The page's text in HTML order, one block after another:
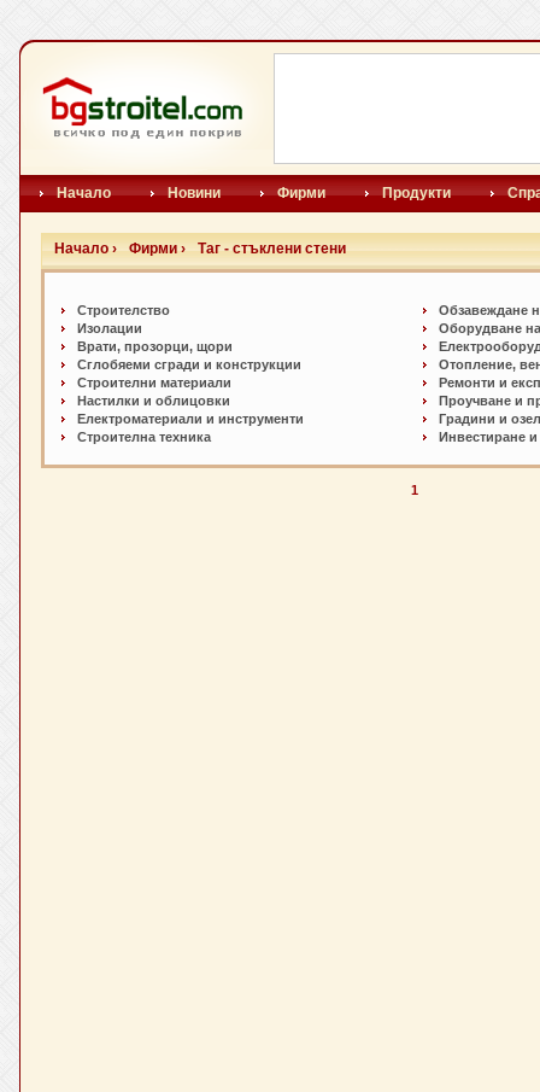
Начало Новини Фирми Продукти
Начало › Фирми › Таг - стъклени стени
Строителство
Изолации
Врати, прозорци, щори
Сглобяеми сгради и конструкции
Строителни материали
Настилки и oблицовки
Електроматериали и инструменти
Строителна техника
Обзавеждане
Оборудване
Отопление,
Ремонти и
Проучване и
Градини и
Инвестиране
1